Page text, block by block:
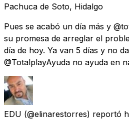
Pachuca de Soto, Hidalgo
Pues se acabó un día más y
su promesa de arreglar el
día de hoy. Ya van 5 días y no
@TotalplayAyuda no ayuda en
EDU (@elinarestorres) reportó